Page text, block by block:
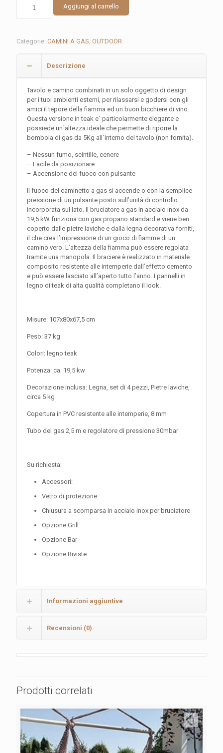
TABLE
Aggiungi al carrello
Categorie: CAMINI A GAS, OUTDOOR
Descrizione
Tavolo e camino combinati in un solo oggetto di design
per i tuoi ambienti esterni, per rilassarsi e godersi con gli
amici il tepore della fiamma ed un buon bicchiere di vino.
Questa versione in teak e´ particolarmente elegante e
possiede un´altezza ideale che permette di riporre la
bombola di gas da 5Kg all´interno del tavolo (non fornita).
– Nessun fumo, scintille, cenere
– Facile da posizionare
– Accensione del fuoco con pulsante
Il fuoco del caminetto a gas si accende o con la semplice
pressione di un pulsante posto sull’unità di controllo
incorporata sul lato. Il bruciatore a gas in acciaio inox da
19,5 kW funziona con gas propano standard e viene ben
coperto dalle pietre laviche e dalla legna decorativa forniti,
il che crea l’impressione di un gioco di fiamme di un
camino vero. L’altezza della fiamma può essere regolata
tramite una manopola. Il braciere è realizzato in materiale
composito resistente alle intemperie dall’effetto cemento
e può essere lasciato all’aperto tutto l’anno. I pannelli in
legno di teak di alta qualità completano il look.
Misure: 107x80x67,5 cm
Peso: 37 kg
Colori: legno teak
Potenza: ca. 19,5 kw
Decorazione inclusa: Legna, set di 4 pezzi, Pietre laviche,
circa 5 kg
Copertura in PVC resistente alle intemperie, 8 mm
Tubo del gas 2,5 m e regolatore di pressione 30mbar
Su richiesta:
Accessori:
Vetro di protezione
Chiusura a scomparsa in acciaio inox per bruciatore
Opzione Grill
Opzione Bar
Opzione Riviste
Informazioni aggiuntive
Recensioni (0)
Prodotti correlati